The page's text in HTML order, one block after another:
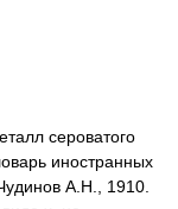
сероватого
иностранных
А.Н., 1910.